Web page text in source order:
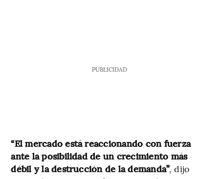
PUBLICIDAD
“El mercado está reaccionando con fuerza
ante la posibilidad de un crecimiento más
débil y la destrucción de la demanda”, dijo